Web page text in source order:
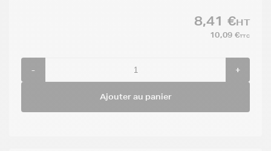
8,41 €HT
10,09 €TTC
- +
Ajouter au panier